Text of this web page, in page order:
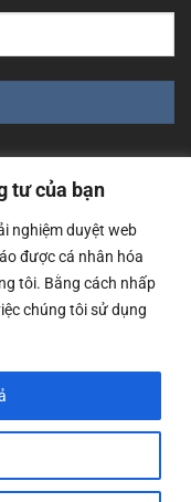
tư của bạn
nghiệm duyệt web
được cá nhân hóa
tôi. Bằng cách nhấp
chúng tôi sử dụng
0108783483
và Đầu Tư Tp. Hà
Rights Reserved